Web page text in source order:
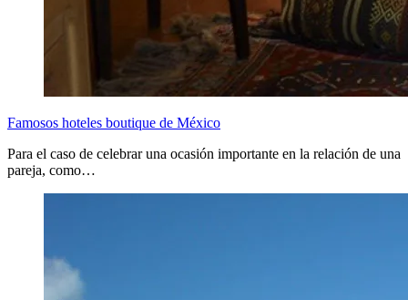
Famosos hoteles boutique de México
Para el caso de celebrar una ocasión importante en la relación de una
pareja, como…